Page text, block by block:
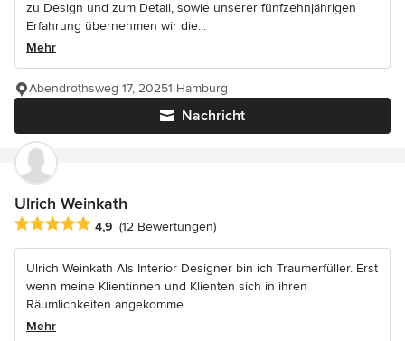
zu Design und zum Detail, sowie unserer fünfzehnjährigen
Erfahrung übernehmen wir die...
Mehr
Nachricht
Abendrothsweg 17, 20251 Hamburg
Ulrich Weinkath
Durchschnittliche Bewertung: 4.9 von 5 Sternen
4,9 (12 Bewertungen)
Ulrich Weinkath Als Interior Designer bin ich Traumerfüller. Erst
wenn meine Klientinnen und Klienten sich in ihren
Räumlichkeiten angekomme...
Mehr